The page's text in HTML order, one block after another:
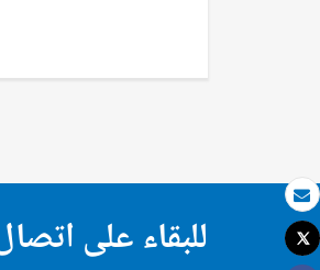
بريد الكتروني
طباعة
Tweet للبقاء على